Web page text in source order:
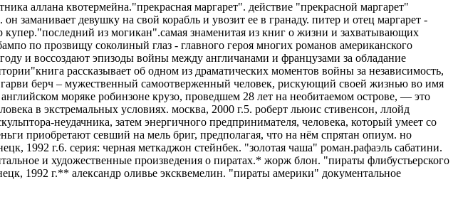
аллана квотермейна."прекрасная маргарет". действие "прекрасной маргарет"
заманивает девушку на свой корабль и увозит ее в гранаду. питер и отец маргарет -
из могикан".самая знаменитая из книг о жизни и захватывающих
по прозвищу соколиный глаз - главного героя многих романов американского
и воссоздают эпизоды войны между англичанами и французами за обладание
рассказывает об одном из драматических моментов войны за независимость,
берч – мужественный самоотверженный человек, рискующий своей жизнью во имя
моряке робинзоне крузо, проведшем 28 лет на необитаемом острове, — это
в экстремальных условиях. москва, 2000 г.5. роберт льюис стивенсон, ллойд
неудачника, затем энергичного предпринимателя, человека, который умеет со
приобретают севший на мель бриг, предполагая, что на нём спрятан опиум. но
1992 г.6. серия: черная меткаджон стейнбек. "золотая чаша" роман.рафаэль сабатини.
и художественные произведения о пиратах.* жорж блон. "пираты флибустьерского
1992 г.** александр оливье эксквемелин. "пираты америки" документальное